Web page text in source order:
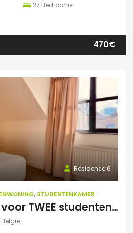
27 Bedrooms
470€
Residence 6
, STUDENTENKAMER
Residence 6 – voor TWEE studenten: Exclusieve studentenduplex
België